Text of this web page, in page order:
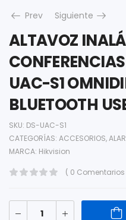
Prev
Siguiente
ALTAVOZ
UAC-S1
BLUETOOTH
SKU: DS-UAC-S1
CATEGORÍAS: ACCESORIOS,
MARCA: Hikvision
( 0 Comentarios